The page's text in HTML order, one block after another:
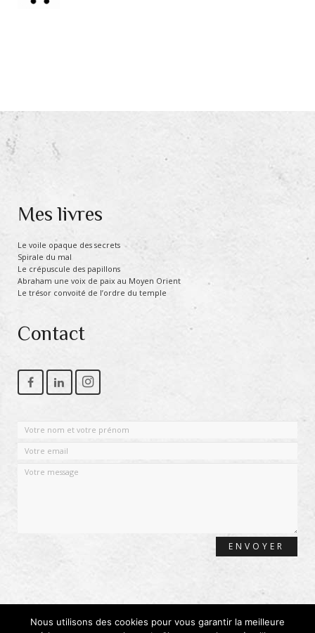
Mes livres
Le voile opaque des secrets
Spirale du mal
Le crépuscule des papillons
Abraham une voix de paix au Moyen Orient
Le trésor convoité de l’ordre du temple
Contact
Nous utilisons des cookies pour vous garantir la meilleure